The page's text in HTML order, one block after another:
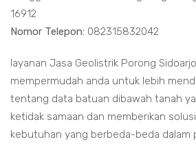
16912
Nomor Telepon: 082315832042
layanan Jasa Geolistrik Porong
mempermudah anda untuk lebih
tentang data batuan dibawah tanah
ketidak samaan dan memberikan
kebutuhan yang berbeda-beda dalam